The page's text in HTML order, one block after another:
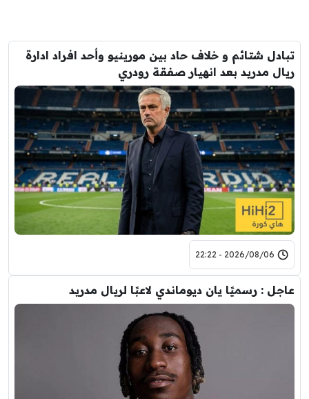
تبادل شتائم و خلاف حاد بين مورينيو وأحد افراد ادارة
ريال مدريد بعد انهيار صفقة رودري
2026/08/06 - 22:22
عاجل : رسميًا يان ديوماندي لاعبًا لريال مدريد